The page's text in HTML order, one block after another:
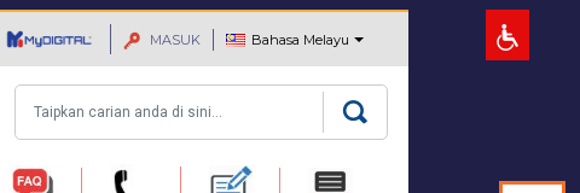
MASUK Bahasa Melayu
Carian